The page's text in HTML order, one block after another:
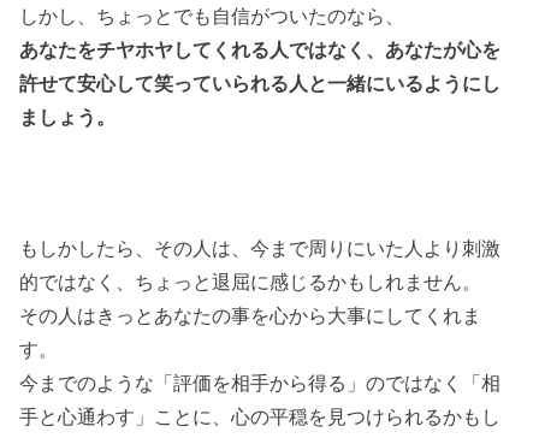
しかし、ちょっとでも自信がついたのなら、
あなたをチヤホヤしてくれる人ではなく、あなたが心を
許せて安心して笑っていられる人と一緒にいるようにし
ましょう。
もしかしたら、その人は、今まで周りにいた人より刺激
的ではなく、ちょっと退屈に感じるかもしれません。
その人はきっとあなたの事を心から大事にしてくれま
す。
今までのような「評価を相手から得る」のではなく「相
手と心通わす」ことに、心の平穏を見つけられるかもし